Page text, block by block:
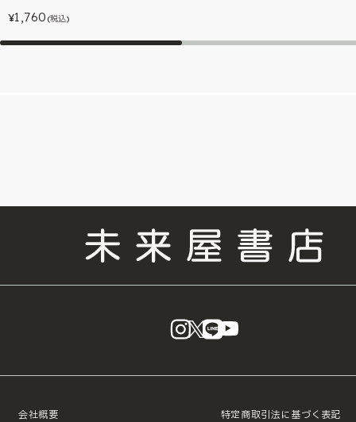
¥1,760 (税込)
instagram
X LINE
会社概要 特定商取引法に基づく表記